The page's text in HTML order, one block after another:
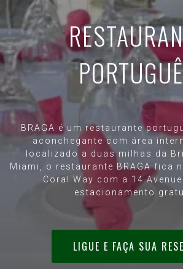
BRAGA é um restaurante
aconchegante com área
localizado a duas milhas da
Miami, o restaurante BRAGA fica
Coral Way com a 14
estacionamento
LIGUE E FAÇA SUA